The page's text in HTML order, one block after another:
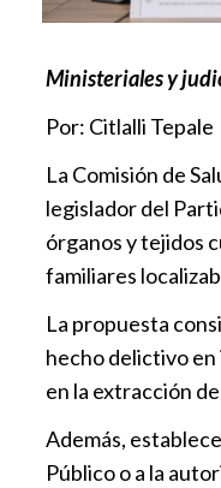
Ministeriales y
Por: Citlalli Tepale
La Comisión de
legislador del
órganos y tejidos
familiares
La propuesta
hecho delictivo en
en la extracción
Además,
Público o a la